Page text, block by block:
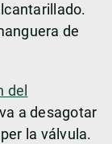
de
del
a desagotar
la válvula.